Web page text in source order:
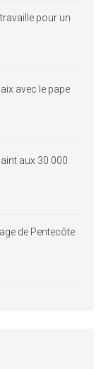
pour un
avec le pape
aux 30 000
de Pentecôte